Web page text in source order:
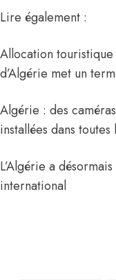
Lire également :
Allocation
d’Algérie met un
Algérie : des
installées dans
L’Algérie a
international